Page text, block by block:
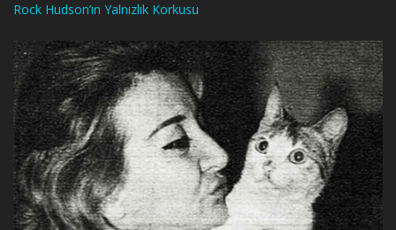
Rock Hudson’ın Yalnızlık Korkusu